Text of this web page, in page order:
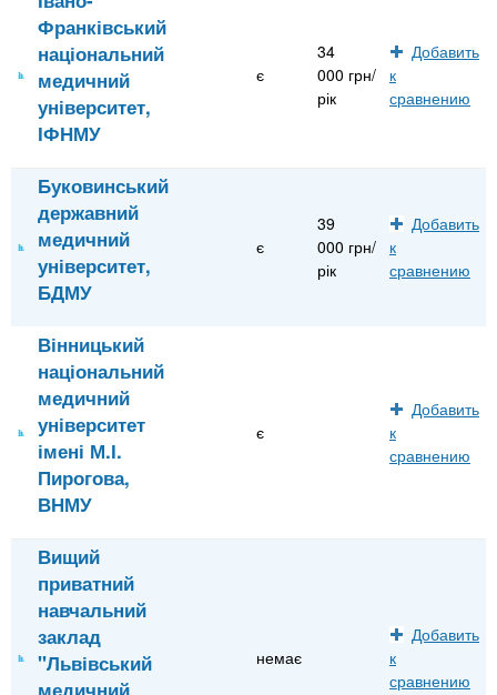
Франківський
національний
медичний
університет,
ІФНМУ
є
34
000 грн/
рік
Добавить
к
сравнению
Буковинський
державний
медичний
університет,
БДМУ
є
39
000 грн/
рік
Добавить
к
сравнению
Вінницький
національний
медичний
університет
імені М.І.
Пирогова,
ВНМУ
є
Добавить
к
сравнению
Вищий
приватний
навчальний
заклад
"Львівський
медичний
немає
Добавить
к
сравнению